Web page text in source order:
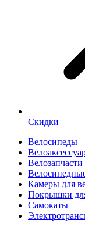
Скидки
Велосипеды
Велозапчасти
Камеры для
Покрышки
Самокаты